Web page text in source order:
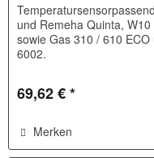
und Remeha Quinta,
sowie Gas 310 / 610
6002.
69,62 € *
Merken